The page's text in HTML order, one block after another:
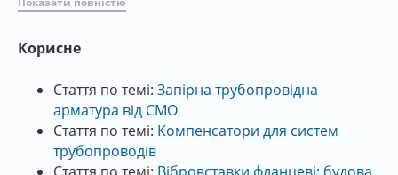
Компенсатор гумовий фланцевий
гумова вставка з’єднана між собою стальними
Вібровставка СМО характеристики та типи
Вібровставка серії 41 СМО Іспанія - складається з
Корисне
Стаття по темі: Запірна трубопровідна
арматура від СМО
Стаття по темі: Компенсатори для систем
трубопроводів